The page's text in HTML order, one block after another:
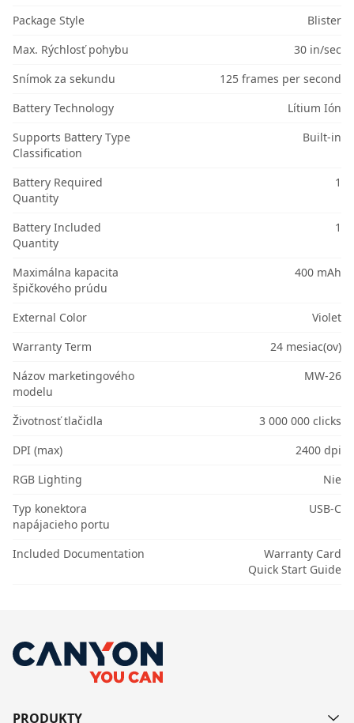
Package Style
Blister
Max. Rýchlosť pohybu
30 in/sec
Snímok za sekundu
125 frames per second
Battery Technology
Lítium Ión
Supports Battery Type
Classification
Built-in
Battery Required
Quantity
1
Battery Included
Quantity
1
Maximálna kapacita
špičkového prúdu
400 mAh
External Color
Violet
Warranty Term
24 mesiac(ov)
Názov marketingového
modelu
MW-26
Životnosť tlačidla
3 000 000 clicks
DPI (max)
2400 dpi
RGB Lighting
Nie
Typ konektora
napájacieho portu
USB-C
Included Documentation
Warranty Card
Quick Start Guide
PRODUKTY